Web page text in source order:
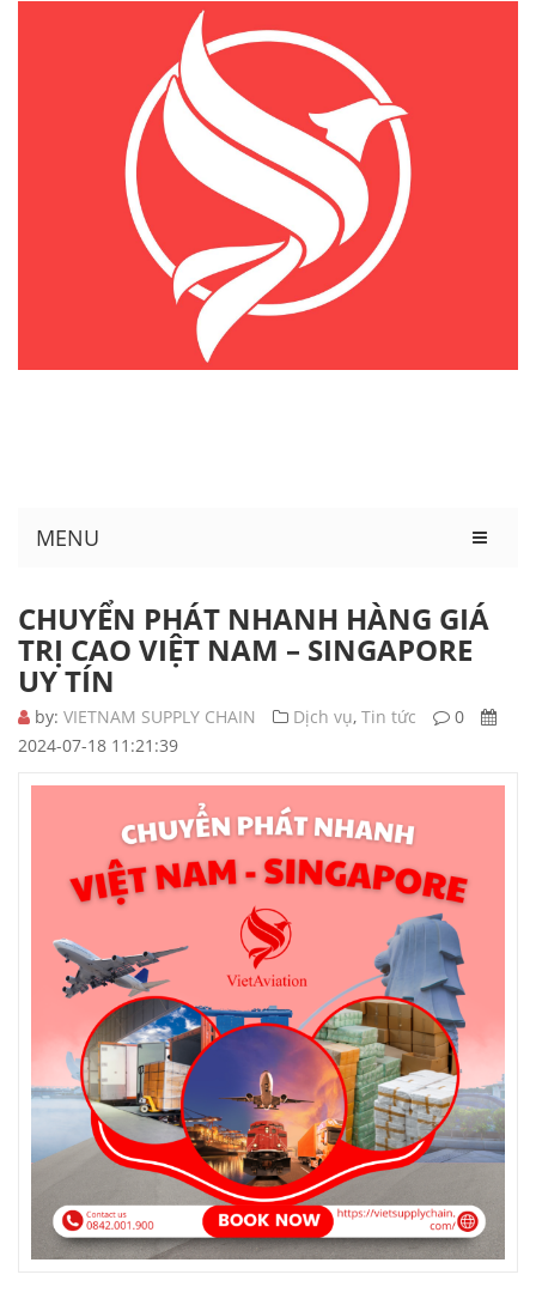
MENU
CHUYỂN PHÁT NHANH HÀNG GIÁ
TRỊ CAO VIỆT NAM – SINGAPORE
UY TÍN
by: VIETNAM SUPPLY CHAIN Dịch vụ, Tin tức
0
2024-07-18 11:21:39